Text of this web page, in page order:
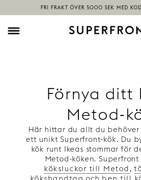
Förnya ditt
Metod-
Här hittar du allt du
ett unikt Superfront-kök. Du
kök runt Ikeas stommar för
Metod-köken.
köksluckor till Metod ,